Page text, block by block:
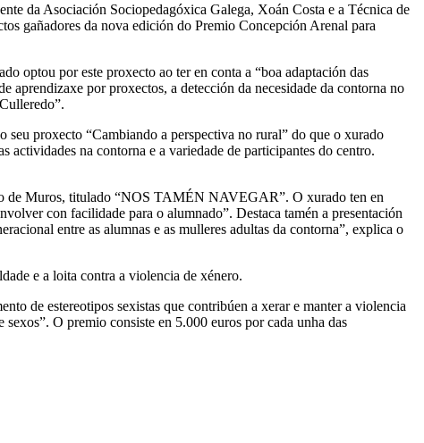
da Asociación Sociopedagóxica Galega, Xoán Costa e a Técnica de
gañadores da nova edición do Premio Concepción Arenal para
optou por este proxecto ao ter en conta a “boa adaptación das
aprendizaxe por proxectos, a detección da necesidade da contorna no
proxecto “Cambiando a perspectiva no rural” do que o xurado
actividades na contorna e a variedade de participantes do centro.
de Muros, titulado “NOS TAMÉN NAVEGAR”. O xurado ten en
con facilidade para o alumnado”. Destaca tamén a presentación
entre as alumnas e as mulleres adultas da contorna”, explica o
e a loita contra a violencia de xénero.
de estereotipos sexistas que contribúen a xerar e manter a violencia
O premio consiste en 5.000 euros por cada unha das